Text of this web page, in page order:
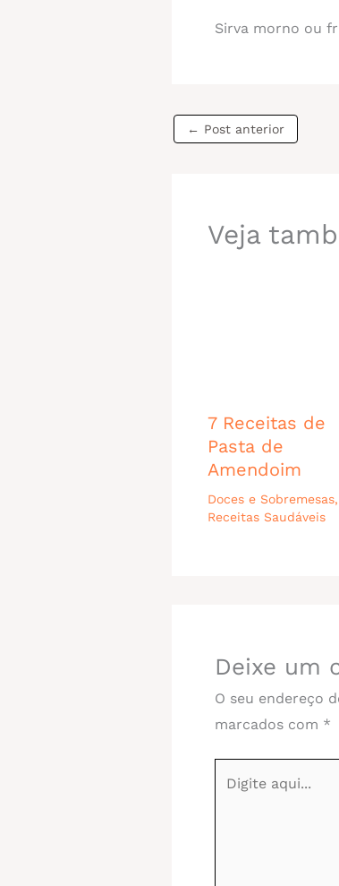
Sirva morno ou
← Post anterior
Veja
7 Receitas de
Pasta de
Amendoim
Doces e Sobremesas,
Receitas Saudáveis
Deixe um
O seu endereço
marcados com *
aqui...